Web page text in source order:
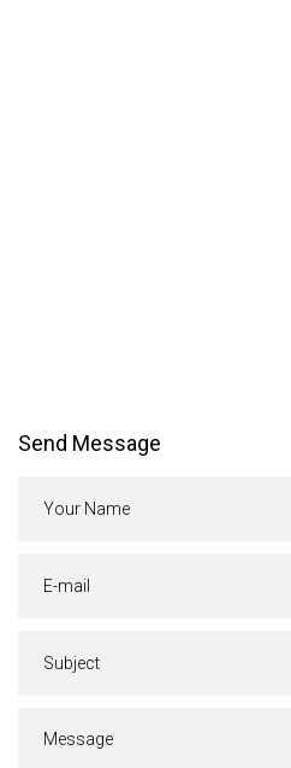
Send Message